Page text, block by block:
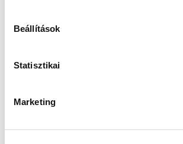
Beállítások
Statisztikai
Marketing